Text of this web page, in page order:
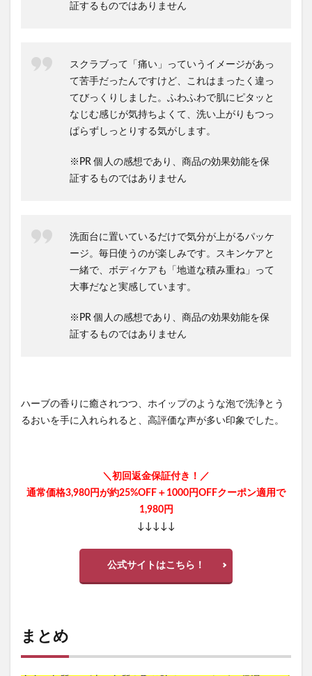
証するものではありません
スクラブって「痛い」っていうイメージがあっ
て苦手だったんですけど、これはまったく違っ
てびっくりしました。ふわふわで肌にピタッと
なじむ感じが気持ちよくて、洗い上がりもつっ
ぱらずしっとりする気がします。
※PR 個人の感想であり、商品の効果効能を保
証するものではありません
洗面台に置いているだけで気分が上がるパッケ
ージ。毎日使うのが楽しみです。スキンケアと
一緒で、ボディケアも「地道な積み重ね」って
大事だなと実感しています。
※PR 個人の感想であり、商品の効果効能を保
証するものではありません
ハーブの香りに癒されつつ、ホイップのような泡で洗浄とう
るおいを手に入れられると、高評価な声が多い印象でした。
＼初回返金保証付き！／
通常価格3,980円が約25%OFF＋1000円OFFクーポン適用で
1,980円
↓↓↓↓↓
公式サイトはこちら！
まとめ